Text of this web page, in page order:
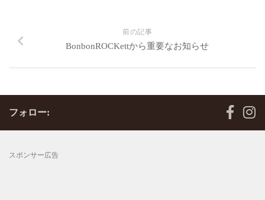
前の記事
BonbonROCKettから重要なお知らせ
フォロー:
スポンサー広告